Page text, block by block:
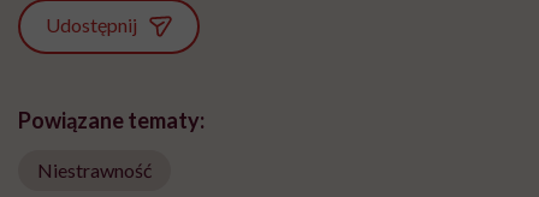
Udostępnij
Powiązane tematy:
Niestrawność